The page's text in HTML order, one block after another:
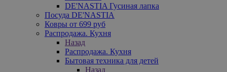
DE'NASTIA Гусиная лапка
Посуда DE'NASTIA
Ковры от 699 руб
Распродажа. Кухня
Назад
Распродажа. Кухня
Бытовая техника для детей
Назад